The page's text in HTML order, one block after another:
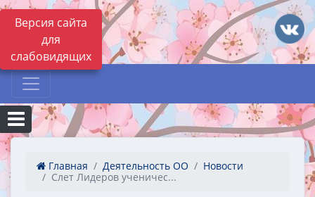
Версия сайта
для
слабовидящих
Главная Деятельность ОО
Новости
Слет Лидеров ученичес...